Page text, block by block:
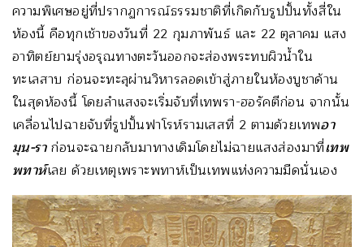
ความพิเศษอยู่ที่ปรากฏการณ์ธรรมชาติที่เกิดกับรูปปั้นทั้งสี่ใน
ห้องนี้ คือทุกเช้าของวันที่ 22 กุมภาพันธ์ และ 22 ตุลาคม แสง
อาทิตย์ยามรุ่งอรุณทางตะวันออกจะส่องพระทบผิวน้ำใน
ทะเลสาบ ก่อนจะทะลุผ่านวิหารลอดเข้าสู่ภายในห้องบูชาด้าน
ในสุดห้องนี้ โดยลำแสงจะเริ่มจับที่เทพรา-ฮอรัคตีก่อน จากนั้น
เคลื่อนไปฉายจับที่รูปปั้นฟาโรห์รามเสสที่ 2 ตามด้วยเทพอา
มุน-ราก่อนจะฉายกลับมาทางเดิมโดยไม่ฉายแสงส่องมาที่เทพ
พทาห์เลย ด้วยเหตุเพราะพทาห์เป็นเทพแห่งความมืดนั่นเอง